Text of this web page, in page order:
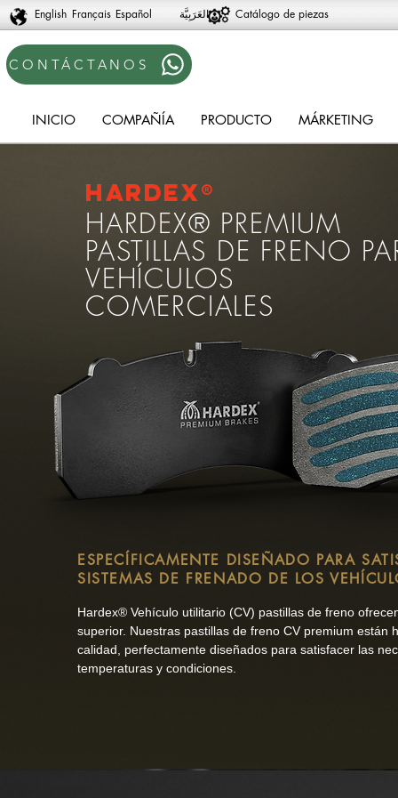
English Français Español العَرَبِيَّة‎‎ Catálogo de piezas
CONTÁCTANOS
HARDEX® PREMIUM
PASTILLAS DE FRENO
VEHÍCULOS
COMERCIALES
Hardex®
ESPECÍFICAMENTE DISEÑADO PARA
SISTEMAS DE FRENADO DE LOS
Hardex® Vehículo utilitario (CV) pastillas de freno
superior. Nuestras pastillas de freno CV premium
calidad, perfectamente diseñados para satisfacer las
temperaturas y condiciones.
INICIO COMPAÑÍA PRODUCTO MÁRKETING